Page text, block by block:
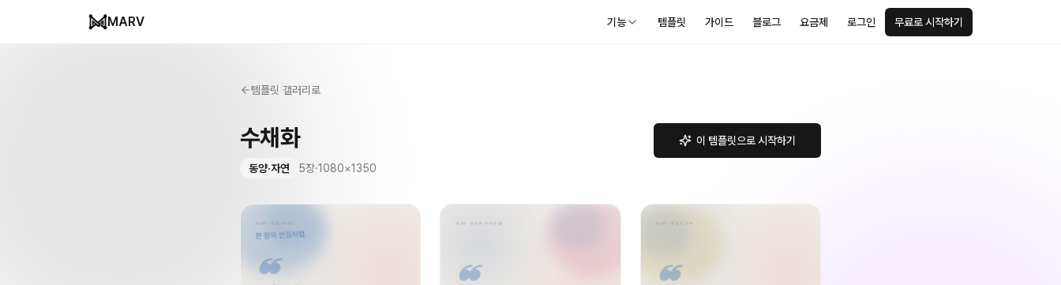
MARV 기능 템플릿 가이드 블로그 요금제 로그인 무료로 시작하기
템플릿 갤러리로
수채화
동양·자연 5장·1080×1350
이 템플릿으로 시작하기